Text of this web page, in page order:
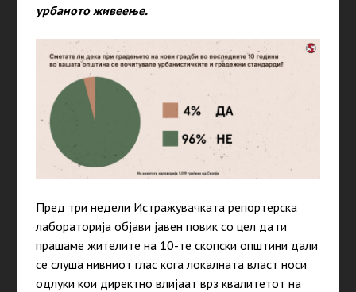
урбаното живеење.
Пред три недели Истражувачката репортерска
лабораторија објави јавен повик со цел да ги
прашаме жителите на 10-те скопски општини дали
се слуша нивниот глас кога локалната власт носи
одлуки кои директно влијаат врз квалитетот на